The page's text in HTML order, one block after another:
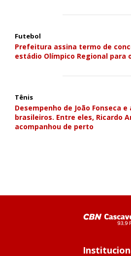
Futebol
Prefeitura assina termo de
estádio Olímpico Regional para
Tênis
Desempenho de João Fonseca
brasileiros. Entre eles, Ricardo
acompanhou de perto